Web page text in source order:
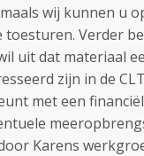
wij kunnen u
Verder
uit dat materiaal
zijn in de
met een
Karens